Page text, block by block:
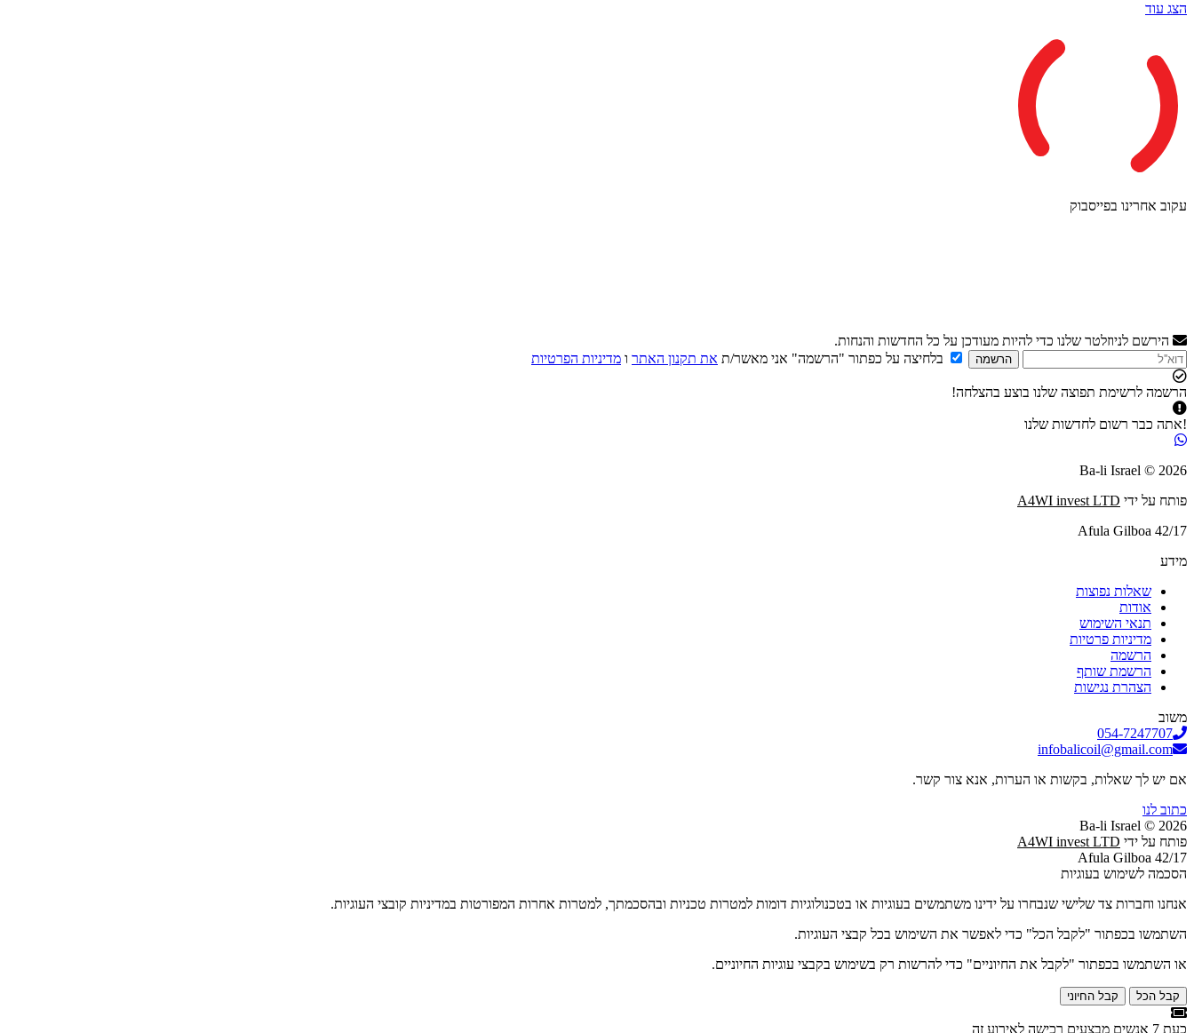
הצג עוד
עקוב אחרינו בפייסבוק
הירשם לניוזלטר שלנו כדי להיות מעודכן על כל החדשות והנחות.
הרשמה בלחיצה על כפתור "הרשמה" אני מאשר/ת את תקנון האתר ו מדיניות הפרטיות
הרשמה לרשימת תפוצה שלנו בוצע בהצלחה!
!אתה כבר רשום לחדשות שלנו
2026 © Ba-li Israel
פותח על ידי A4WI invest LTD
Afula Gilboa 42/17
מידע
שאלות נפוצות
אודות
תנאי השימוש
מדיניות פרטיות
הרשמה
הרשמת שותף
הצהרת נגישות
משוב
054-7247707
infobalicoil@gmail.com
אם יש לך שאלות, בקשות או הערות, אנא צור קשר.
כתוב לנו
2026 © Ba-li Israel
פותח על ידי A4WI invest LTD
Afula Gilboa 42/17
הסכמה לשימוש בעוגיות
אנחנו וחברות צד שלישי שנבחרו על ידינו משתמשים בעוגיות או בטכנולוגיות דומות למטרות טכניות ובהסכמתך, למטרות אחרות המפורטות במדיניות קובצי העוגיות.
השתמשו בכפתור "לקבל הכל" כדי לאפשר את השימוש בכל קבצי העוגיות.
או השתמשו בכפתור "לקבל את החיוניים" כדי להרשות רק בשימוש בקבצי עוגיות החיוניים.
קבל הכל קבל החיוני
כעת 7 אנשים מבצעים רכישה לאירוע זה